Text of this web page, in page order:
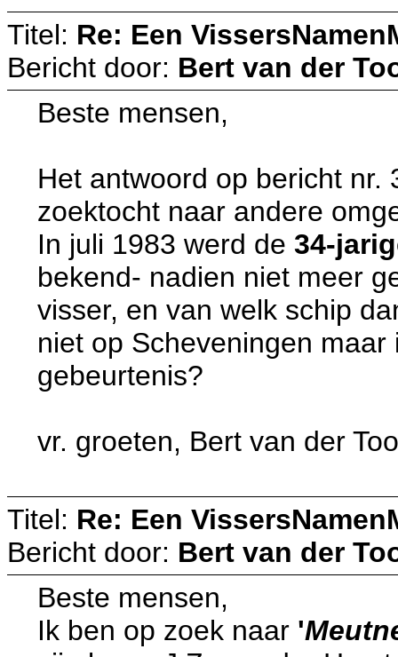
Titel: Re: Een
Bericht door: Bert van der
Beste mensen,
Het antwoord op bericht nr.
zoektocht naar andere
In juli 1983 werd de34-
bekend- nadien niet meer
visser, en van welk schip
niet op Scheveningen
gebeurtenis?
vr. groeten, Bert van der
Titel: Re: Een
Bericht door: Bert van der
Beste mensen,
Ik ben op zoek naar '